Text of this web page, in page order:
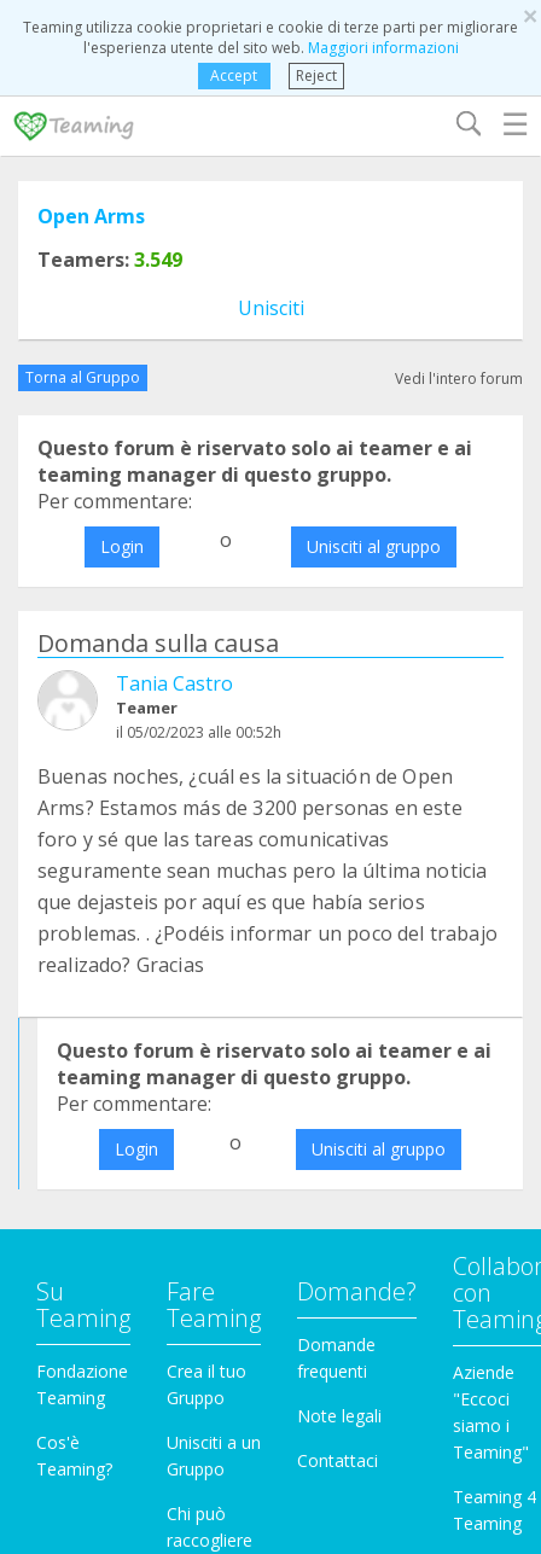
×
Teaming utilizza cookie proprietari e cookie di terze parti per migliorare
l'esperienza utente del sito web. Maggiori informazioni
Accept
Reject
☰
Open Arms
Teamers:3.549
Unisciti
Torna al Gruppo Vedi l'intero forum
Questo forum è riservato solo ai teamer e ai
teaming manager di questo gruppo.
Per commentare:
Login o Unisciti al gruppo
Domanda sulla causa
Tania Castro
Teamer
il 05/02/2023 alle 00:52h
Buenas noches, ¿cuál es la situación de Open
Arms? Estamos más de 3200 personas en este
foro y sé que las tareas comunicativas
seguramente sean muchas pero la última noticia
que dejasteis por aquí es que había serios
problemas. . ¿Podéis informar un poco del trabajo
realizado? Gracias
Questo forum è riservato solo ai teamer e ai
teaming manager di questo gruppo.
Per commentare:
Login o Unisciti al gruppo
Su
Teaming
Fondazione
Teaming
Cos'è
Teaming?
Fare
Teaming
Crea il tuo
Gruppo
Unisciti a un
Gruppo
Chi può
raccogliere
Domande?
Domande
frequenti
Note legali
Contattaci
con
Aziende
"Eccoci
siamo i
Teaming"
Teaming 4
Teaming